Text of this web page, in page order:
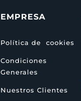
EMPRESA
Política de cookies
Condiciones
Generales
Nuestros Clientes